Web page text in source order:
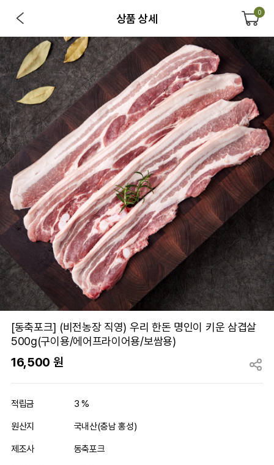
상품 상세 0
[동축포크] (비전농장 직영) 우리 한돈 명인이 키운 삼겹살
500g(구이용/에어프라이어용/보쌈용)
16,500 원
적립금 3 %
원산지 국내산(충남 홍성)
제조사 동축포크